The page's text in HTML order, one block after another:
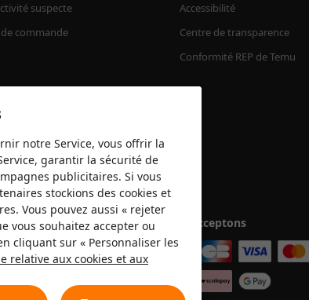
suspecte
commande
Accessibilité
Centre de transparence
Conformité REP de Temu
Nous acceptons
notre Service, vous offrir la
garantir la sécurité de
publicitaires. Si vous
stockions des cookies et
Vous pouvez aussi « rejeter
vous souhaitez accepter ou
cliquant sur « Personnaliser les
relative aux cookies et aux